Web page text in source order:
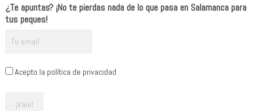
¿Te apuntas? ¡No te pierdas nada de lo que pasa en Salamanca para
tus peques!
Acepto la política de privacidad